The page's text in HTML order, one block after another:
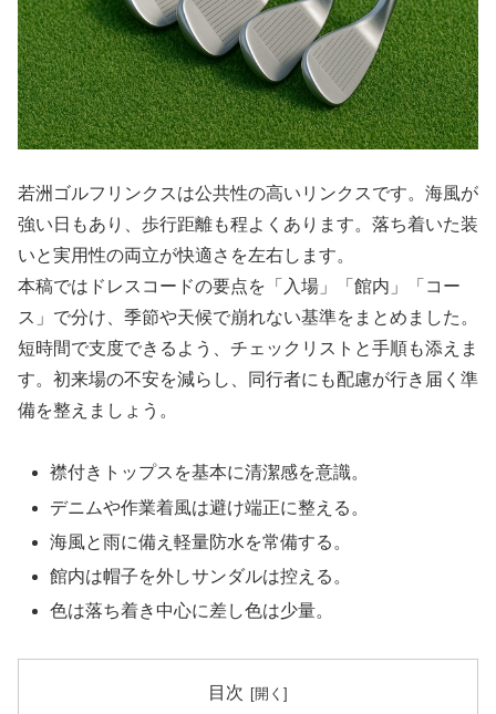
若洲ゴルフリンクスは公共性の高いリンクスです。海風が
強い日もあり、歩行距離も程よくあります。落ち着いた装
いと実用性の両立が快適さを左右します。
本稿ではドレスコードの要点を「入場」「館内」「コー
ス」で分け、季節や天候で崩れない基準をまとめました。
短時間で支度できるよう、チェックリストと手順も添えま
す。初来場の不安を減らし、同行者にも配慮が行き届く準
備を整えましょう。
襟付きトップスを基本に清潔感を意識。
デニムや作業着風は避け端正に整える。
海風と雨に備え軽量防水を常備する。
館内は帽子を外しサンダルは控える。
色は落ち着き中心に差し色は少量。
目次